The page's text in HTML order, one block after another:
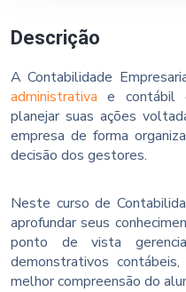
Descrição
A Contabilidade
administrativa e contábil
planejar suas ações
empresa de forma
decisão dos gestores.
Neste curso de
aprofundar seus
ponto de vista
demonstrativos
melhor compreensão do